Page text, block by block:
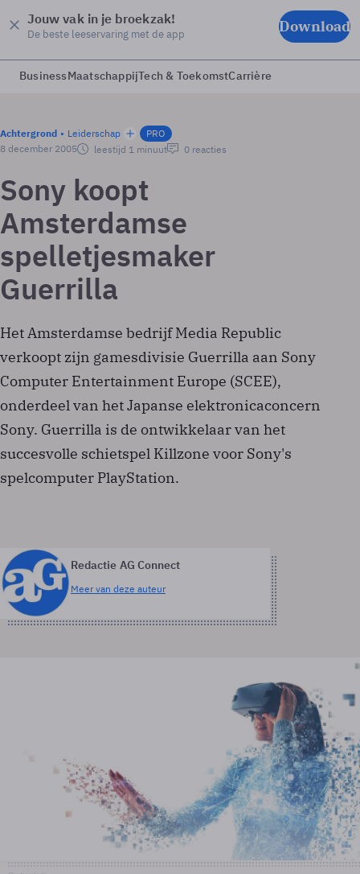
Jouw vak in je broekzak!
De beste leeservaring met de app Download
BusinessMaatschappijTech & ToekomstCarrière
Achtergrond Leiderschap
PRO
8 december 2005
leestijd 1 minuut 0 reacties
Sony koopt
Amsterdamse
spelletjesmaker
Guerrilla
Het Amsterdamse bedrijf Media Republic
verkoopt zijn gamesdivisie Guerrilla aan Sony
Computer Entertainment Europe (SCEE),
onderdeel van het Japanse elektronicaconcern
Sony. Guerrilla is de ontwikkelaar van het
succesvolle schietspel Killzone voor Sony's
spelcomputer PlayStation.
Redactie AG Connect
Meer van deze auteur